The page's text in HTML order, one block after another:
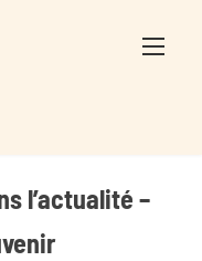
l’actualité –